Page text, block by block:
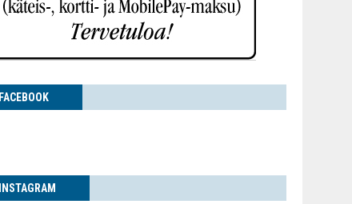
FACE­BOOK
INS­TA­GRAM